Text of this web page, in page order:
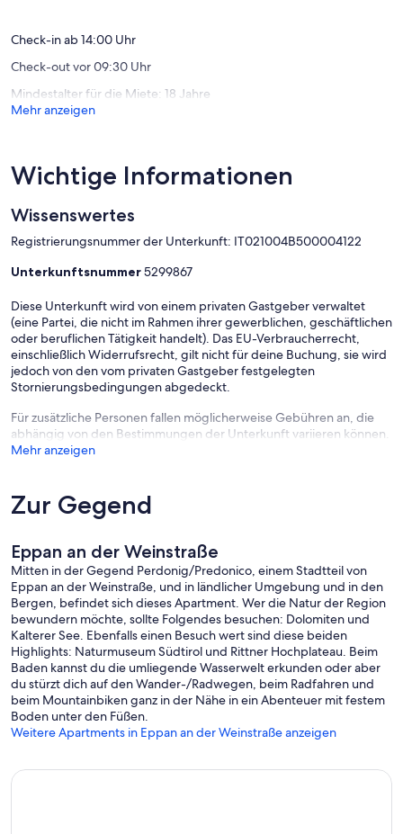
Check-in ab 14:00 Uhr
Check-out vor 09:30 Uhr
Mindestalter für die Miete: 18 Jahre
Mehr anzeigen
Wichtige Informationen
Wissenswertes
Registrierungsnummer der Unterkunft: IT021004B500004122
Unterkunftsnummer5299867
Diese Unterkunft wird von einem privaten Gastgeber verwaltet
(eine Partei, die nicht im Rahmen ihrer gewerblichen, geschäftlichen
oder beruflichen Tätigkeit handelt). Das EU-Verbraucherrecht,
einschließlich Widerrufsrecht, gilt nicht für deine Buchung, sie wird
jedoch von den vom privaten Gastgeber festgelegten
Stornierungsbedingungen abgedeckt.
Für zusätzliche Personen fallen möglicherweise Gebühren an, die
abhängig von den Bestimmungen der Unterkunft variieren können.
Mehr anzeigen
Zur Gegend
Eppan an der Weinstraße
Mitten in der Gegend Perdonig/Predonico, einem Stadtteil von
Eppan an der Weinstraße, und in ländlicher Umgebung und in den
Bergen, befindet sich dieses Apartment. Wer die Natur der Region
bewundern möchte, sollte Folgendes besuchen: Dolomiten und
Kalterer See. Ebenfalls einen Besuch wert sind diese beiden
Highlights: Naturmuseum Südtirol und Rittner Hochplateau. Beim
Baden kannst du die umliegende Wasserwelt erkunden oder aber
du stürzt dich auf den Wander-/Radwegen, beim Radfahren und
beim Mountainbiken ganz in der Nähe in ein Abenteuer mit festem
Boden unter den Füßen.
Weitere Apartments in Eppan an der Weinstraße anzeigen